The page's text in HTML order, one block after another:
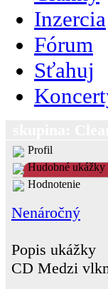
Inzercia
Fórum
Sťahuj
Profil
Hudobné ukážky
Hodnotenie
Nenáročný
Popis ukážky
CD Medzi